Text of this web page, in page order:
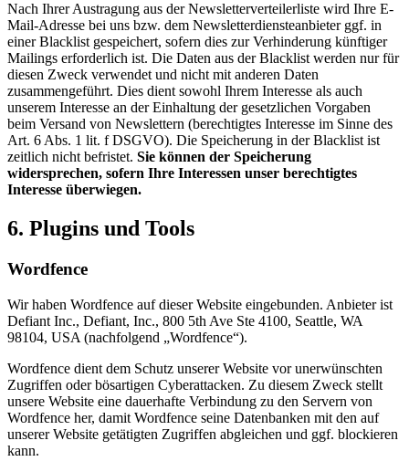
Nach Ihrer Austragung aus der Newsletterverteilerliste wird Ihre E-
Mail-Adresse bei uns bzw. dem Newsletterdiensteanbieter ggf. in
einer Blacklist gespeichert, sofern dies zur Verhinderung künftiger
Mailings erforderlich ist. Die Daten aus der Blacklist werden nur für
diesen Zweck verwendet und nicht mit anderen Daten
zusammengeführt. Dies dient sowohl Ihrem Interesse als auch
unserem Interesse an der Einhaltung der gesetzlichen Vorgaben
beim Versand von Newslettern (berechtigtes Interesse im Sinne des
Art. 6 Abs. 1 lit. f DSGVO). Die Speicherung in der Blacklist ist
zeitlich nicht befristet. Sie können der Speicherung
widersprechen, sofern Ihre Interessen unser berechtigtes
Interesse überwiegen.
6. Plugins und Tools
Wordfence
Wir haben Wordfence auf dieser Website eingebunden. Anbieter ist
Defiant Inc., Defiant, Inc., 800 5th Ave Ste 4100, Seattle, WA
98104, USA (nachfolgend „Wordfence“).
Wordfence dient dem Schutz unserer Website vor unerwünschten
Zugriffen oder bösartigen Cyberattacken. Zu diesem Zweck stellt
unsere Website eine dauerhafte Verbindung zu den Servern von
Wordfence her, damit Wordfence seine Datenbanken mit den auf
unserer Website getätigten Zugriffen abgleichen und ggf. blockieren
kann.